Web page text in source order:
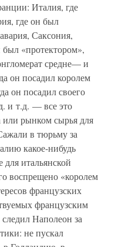
Италия, где
где он был
Саксония,
«протектором»,
средне— и
он посадил королем
он посадил своего
и т.д. — все это
рынком сырья для
в тюрьму за
какое-нибудь
для итальянской
воспрещено «королем
французских
французским
Наполеон за
не пускал